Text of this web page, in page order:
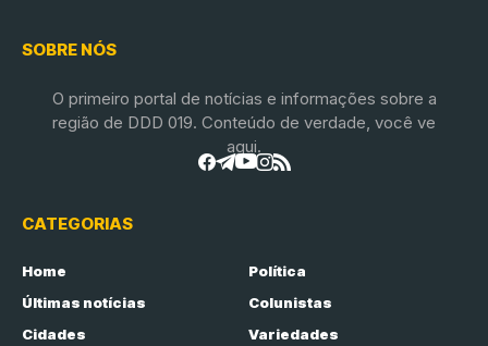
SOBRE NÓS
O primeiro portal de notícias e informações sobre a
região de DDD 019. Conteúdo de verdade, você ve
aqui.
CATEGORIAS
Home
Política
Últimas notícias
Colunistas
Cidades
Variedades